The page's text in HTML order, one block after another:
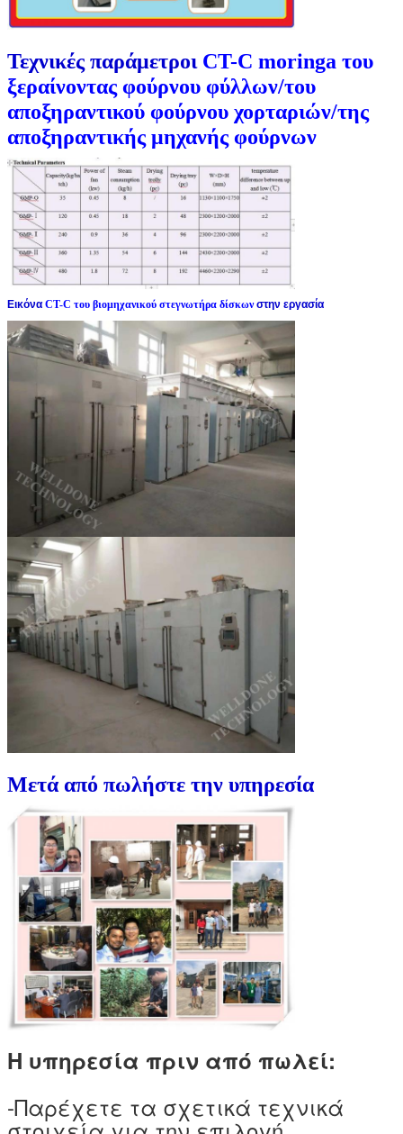
Τεχνικές παράμετροι CT-C moringa του
ξεραίνοντας φούρνου φύλλων/του
αποξηραντικού φούρνου χορταριών/της
αποξηραντικής μηχανής φούρνων
Εικόνα CT-C του βιομηχανικού στεγνωτήρα δίσκων στην εργασία
Μετά από πωλήστε την υπηρεσία
Η υπηρεσία πριν από πωλεί:
-Παρέχετε τα σχετικά τεχνικά